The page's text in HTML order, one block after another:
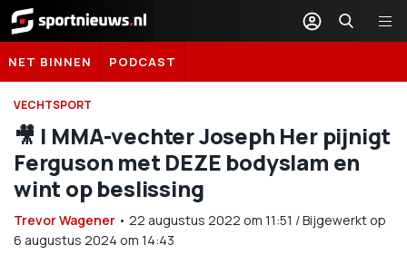
Sportnieuws.nl
NET BINNEN PODCAST
VECHTSPORT
🎥 | MMA-vechter Joseph Her pijnigt
Ferguson met DEZE bodyslam en
wint op beslissing
Trevor Wagener • 22 augustus 2022 om 11:51 /Bijgewerkt op
6 augustus 2024 om 14:43